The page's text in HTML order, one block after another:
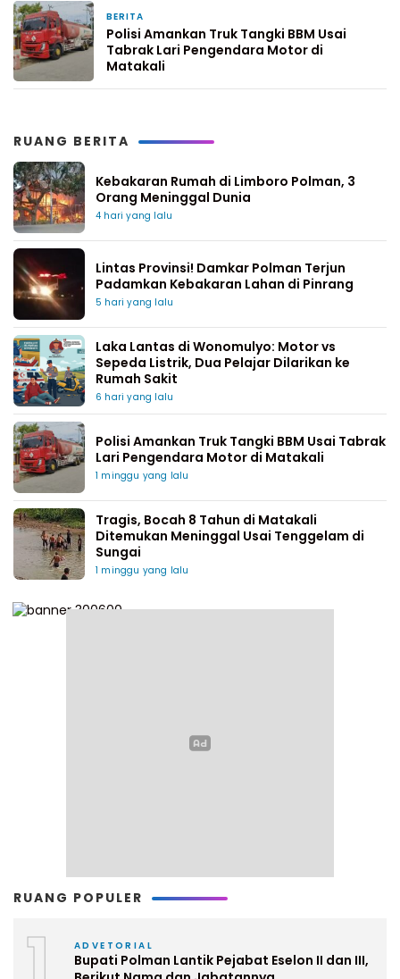
BERITA
Polisi Amankan Truk Tangki BBM Usai
Tabrak Lari Pengendara Motor di
Matakali
RUANG BERITA
Kebakaran Rumah di Limboro Polman, 3
Orang Meninggal Dunia
4 hari yang lalu
Lintas Provinsi! Damkar Polman Terjun
Padamkan Kebakaran Lahan di Pinrang
5 hari yang lalu
Laka Lantas di Wonomulyo: Motor vs
Sepeda Listrik, Dua Pelajar Dilarikan ke
Rumah Sakit
6 hari yang lalu
Polisi Amankan Truk Tangki BBM Usai Tabrak
Lari Pengendara Motor di Matakali
1 minggu yang lalu
Tragis, Bocah 8 Tahun di Matakali
Ditemukan Meninggal Usai Tenggelam di
Sungai
1 minggu yang lalu
RUANG POPULER
1 ADVETORIAL
Bupati Polman Lantik Pejabat Eselon II dan III,